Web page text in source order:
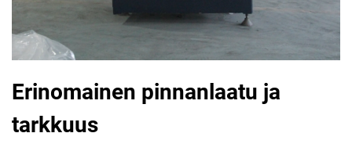
Erinomainen pinnanlaatu ja
tarkkuus